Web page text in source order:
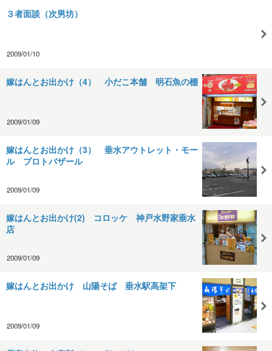
３者面談（次男坊）
2009/01/10
嫁はんとお出かけ（4） 小だこ本舗 明石魚の棚
2009/01/09
嫁はんとお出かけ（3） 垂水アウトレット・モー
ル プロトバザール
2009/01/09
嫁はんとお出かけ(2) コロッケ 神戸水野家垂水
店
2009/01/09
嫁はんとお出かけ 山陽そば 垂水駅高架下
2009/01/09